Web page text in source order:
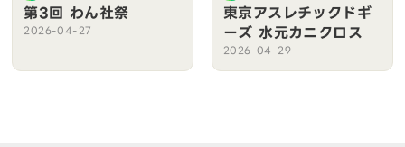
第3回 わん社祭
2026-04-27
東京アスレチックドギ
ーズ 水元カニクロス
2026-04-29